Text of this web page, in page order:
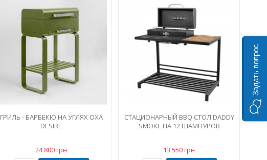
ГРИЛЬ - БАРБЕКЮ НА УГЛЯХ OXA
DESIRE
24 800 грн
СТАЦИОНАРНЫЙ BBQ СТОЛ DADDY
SMOKE НА 12 ШАМПУРОВ
13 550 грн
Задать вопрос